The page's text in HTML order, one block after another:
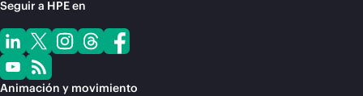
Seguir a HPE en
Animación y movimiento